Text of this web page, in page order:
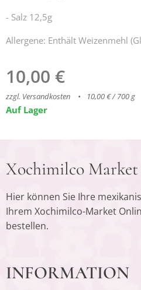
- Salz 12,5g
Allergene: Enthält Weizenmehl
10,00 €
zzgl. Versandkosten 10,00 € / 700 g
Auf Lager
Xochimilco Market
Hier können Sie Ihre
Ihrem Xochimilco-Market
bestellen.
INFORMATION